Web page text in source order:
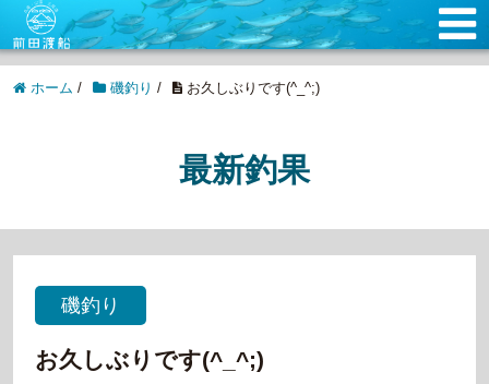
ホーム / 磯釣り / お久しぶりです(^_^;)
最新釣果
磯釣り
お久しぶりです(^_^;)